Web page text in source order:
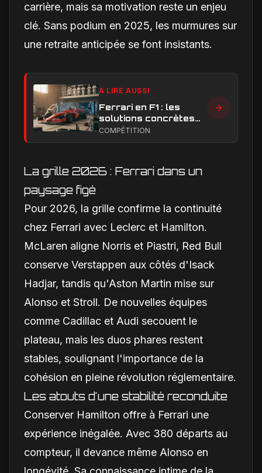
carrière, mais sa motivation reste un enjeu
clé. Sans podium en 2025, les murmures sur
une retraite anticipée se font insistants.
À LIRE AUSSI
Ferrari en F1 : les
solutions concrètes
pour combler son
COMPÉTITION
La grille 2026 : Ferrari dans un
paysage figé
Pour 2026, la grille confirme la continuité
chez Ferrari avec Leclerc et Hamilton.
McLaren aligne Norris et Piastri, Red Bull
conserve Verstappen aux côtés d'Isack
Hadjar, tandis qu'Aston Martin mise sur
Alonso et Stroll. De nouvelles équipes
comme Cadillac et Audi secouent le
plateau, mais les duos phares restent
stables, soulignant l'importance de la
cohésion en pleine révolution réglementaire.
Les atouts d'une stabilité reconduite
Conserver Hamilton offre à Ferrari une
expérience inégalée. Avec 380 départs au
compteur, il devance même Alonso en